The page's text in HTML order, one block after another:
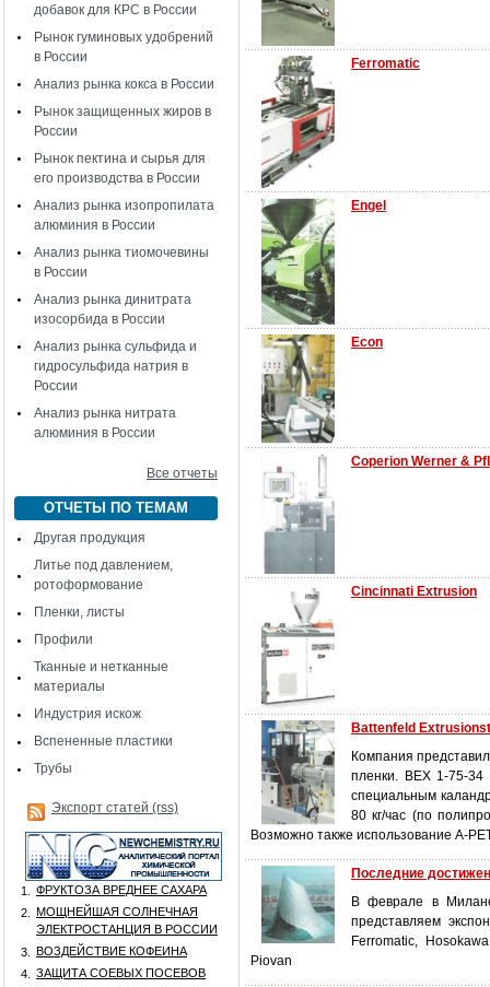
добавок для КРС в России
Рынок гуминовых удобрений
в России
Анализ рынка кокса в России
Рынок защищенных жиров в
России
Рынок пектина и сырья для
его производства в России
Анализ рынка изопропилата
алюминия в России
Анализ рынка тиомочевины
в России
Анализ рынка динитрата
изосорбида в России
Анализ рынка сульфида и
гидросульфида натрия в
России
Анализ рынка нитрата
алюминия в России
Все отчеты
ОТЧЕТЫ ПО ТЕМАМ
Другая продукция
Литье под давлением,
ротоформование
Пленки, листы
Профили
Тканные и нетканные
материалы
Индустрия искож
Вспененные пластики
Трубы
Экспорт статей (rss)
1.
ФРУКТОЗА ВРЕДНЕЕ САХАРА
2.
МОЩНЕЙШАЯ СОЛНЕЧНАЯ
ЭЛЕКТРОСТАНЦИЯ В РОССИИ
3.
ВОЗДЕЙСТВИЕ КОФЕИНА
4.
ЗАЩИТА СОЕВЫХ ПОСЕВОВ
Ferromatic
Engel
Econ
Coperion Werner &
Cincinnati Extrusion
Battenfeld
Компания
пленки. ВЕХ 1-75-34
специальным
80 кг/час (по
Возможно также использование А-
Последние
В феврале в
представляем
Ferromatic,
Piovan